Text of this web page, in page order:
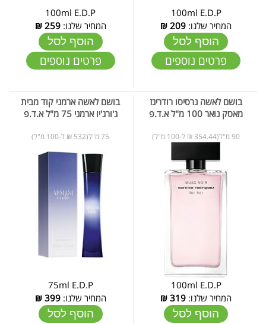
100ml E.D.P
המחיר שלנו: 209
₪
הוסף לסל
פרטים נוספים
100ml E.D.P
המחיר שלנו:259
₪
הוסף לסל
פרטים נוספים
בושם לאשה נרסיסו רודריגז
מאסק נואר 100 מ"ל א.ד.פ
90 מ"ל(354.44 ₪ ל-100 מ"ל)
100ml E.D.P
המחיר שלנו: 319
₪
הוסף לסל
בושם לאשה ארמני קוד מבית
ג'ורג'יו ארמני 75 מ"ל א.ד.פ
75 מ"ל(532 ₪ ל-100 מ"ל)
75ml E.D.P
המחיר שלנו:399
₪
הוסף לסל